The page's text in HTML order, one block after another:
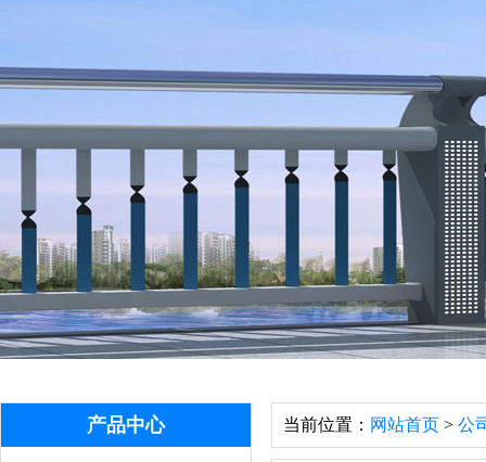
当前位置： 网站首页 > 公
产品中心